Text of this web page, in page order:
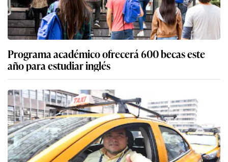
Programa académico ofrecerá 600 becas este
año para estudiar inglés